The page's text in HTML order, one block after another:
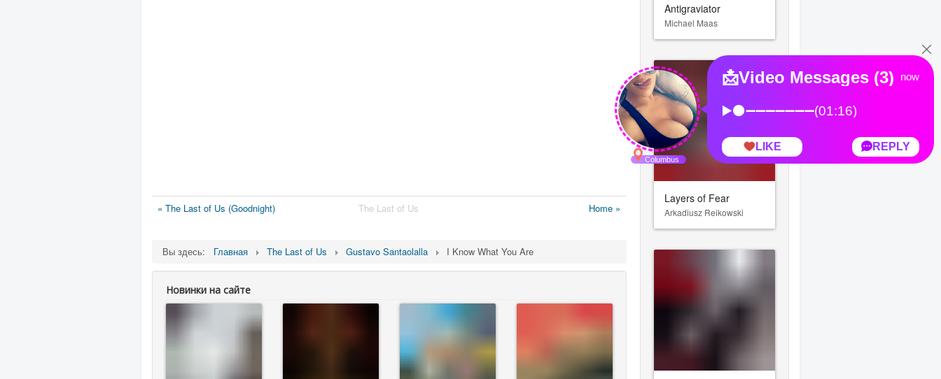
« The Last of Us (Goodnight) The Last of Us Home »
Вы здесь: Главная The Last of Us Gustavo Santaolalla I Know What You Are
Новинки на сайте
Antigraviator
Michael Maas
Layers of Fear
Arkadiusz Reikowski